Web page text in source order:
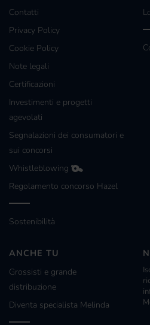
Contatti
Privacy Policy
Cookie Policy
Note legali
Certificazioni
Investimenti e progetti
agevolati
Segnalazioni dei consumatori e
sui concorsi
Whistleblowing
Regolamento concorso Hazel
Sostenibilità
ANCHE TU
Grossisti e grande
distribuzione
Diventa specialista Melinda